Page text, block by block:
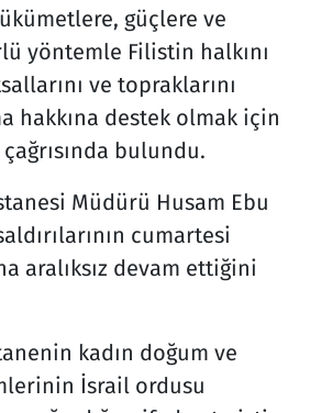
güçlere ve
yöntemle Filistin halkını
ve topraklarını
hakkına destek olmak için
bulundu.
Müdürü Husam Ebu
cumartesi
aralıksız devam ettiğini
kadın doğum ve
İsrail ordusu